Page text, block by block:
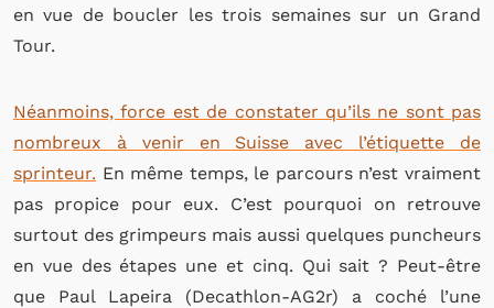
en vue de boucler les trois semaines sur un Grand
Tour.
Néanmoins, force est de constater qu’ils ne sont pas
nombreux à venir en Suisse avec l’étiquette de
sprinteur. En même temps, le parcours n’est vraiment
pas propice pour eux. C’est pourquoi on retrouve
surtout des grimpeurs mais aussi quelques puncheurs
en vue des étapes une et cinq. Qui sait ? Peut-être
que Paul Lapeira (Decathlon-AG2r) a coché l’une